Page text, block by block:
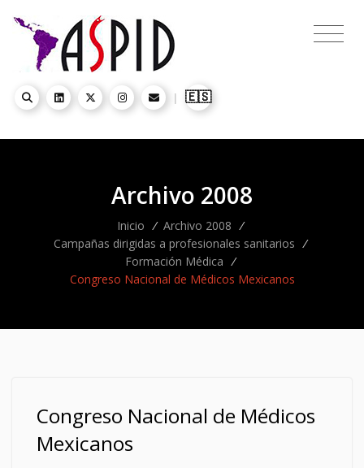
| 🇪🇸
Archivo 2008
Inicio / Archivo 2008 /
Campañas dirigidas a profesionales sanitarios /
Formación Médica /
Congreso Nacional de Médicos Mexicanos
Congreso Nacional de Médicos
Mexicanos